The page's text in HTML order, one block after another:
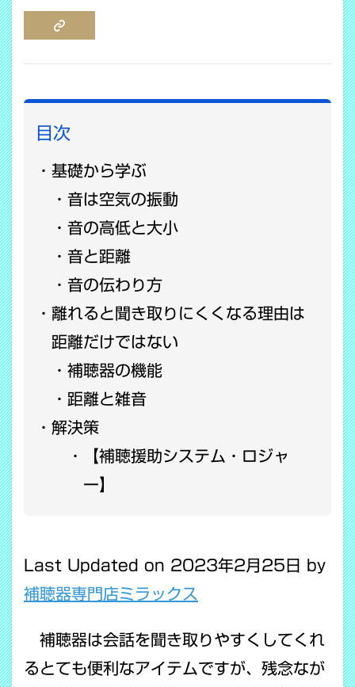
目次
基礎から学ぶ
音は空気の振動
音の高低と大小
音と距離
音の伝わり方
離れると聞き取りにくくなる理由は
距離だけではない
補聴器の機能
距離と雑音
解決策
【補聴援助システム・ロジャ
ー】
Last Updated on 2023年2月25日 by
補聴器専門店ミラックス
補聴器は会話を聞き取りやすくしてくれ
るとても便利なアイテムですが、残念なが